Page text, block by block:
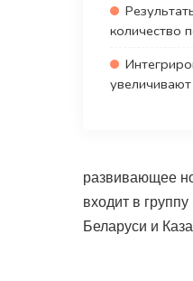
количество
развивающее
входит в
Беларуси и